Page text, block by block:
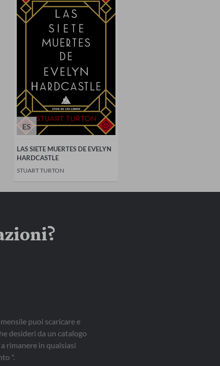
ES
LAS SIETE MUERTES DE EVELYN
HARDCASTLE
STUART TURTON
puoi scaricare e
desideri da un catalogo
rimanere in qualsiasi
".